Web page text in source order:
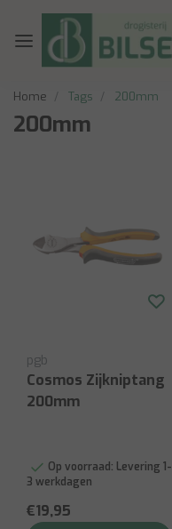
Home Tags 200mm
200mm
pgb
Cosmos Zijkniptang
200mm
Op voorraad: Levering 1-
3 werkdagen
€19,95